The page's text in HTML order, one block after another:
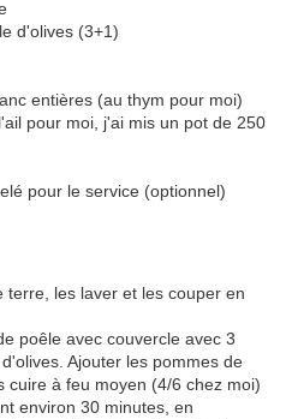
d'olives (3+1)
entières (au thym pour moi)
pour moi, j'ai mis un pot de 250
pour le service (optionnel)
terre, les laver et les couper en
poêle avec couvercle avec 3
Ajouter les pommes de
cuire à feu moyen (4/6 chez moi)
environ 30 minutes, en